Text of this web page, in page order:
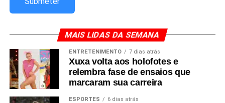
MAIS LIDAS DA SEMANA
ENTRETENIMENTO 7 dias atrás
Xuxa volta aos holofotes e
relembra fase de ensaios que
marcaram sua carreira
ESPORTES 6 dias atrás